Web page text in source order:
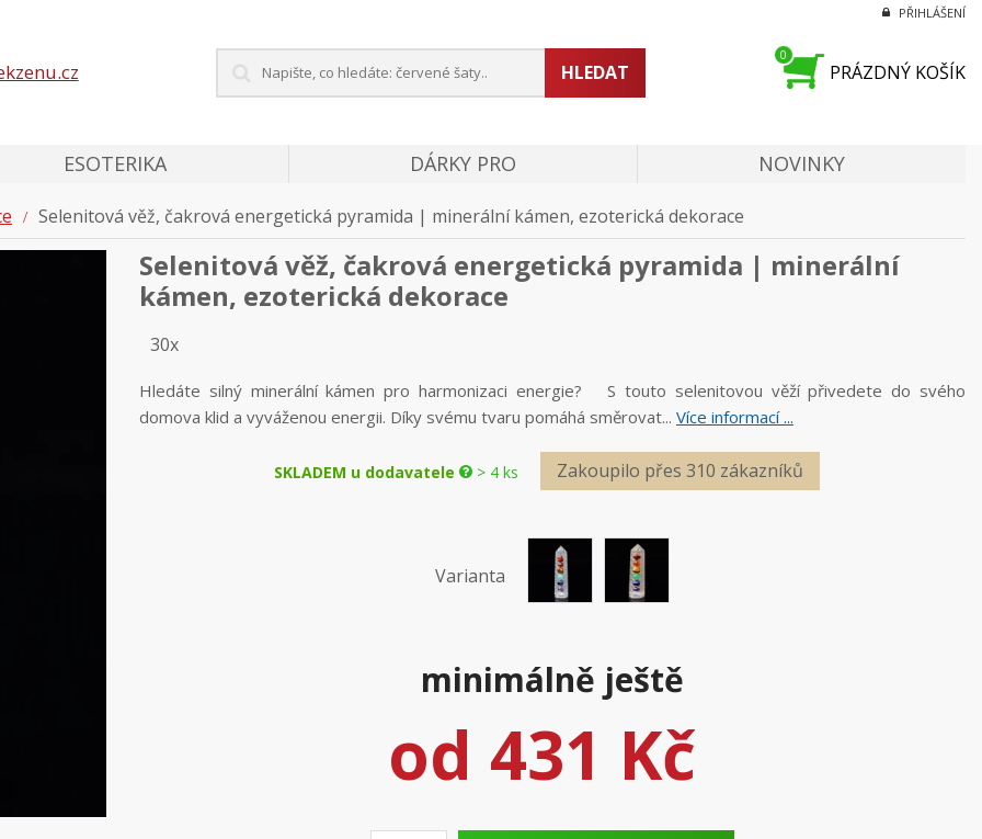
HLEDAT
PŘIHLÁŠENÍ
0
PRÁZDNÝ KOŠÍK
ESOTERIKA DÁRKY PRO NOVINKY
Selenitová věž, čakrová energetická pyramida | minerální kámen, ezoterická dekorace
Selenitová věž, čakrová energetická pyramida | minerální
kámen, ezoterická dekorace
30x
Hledáte silný minerální kámen pro harmonizaci energie? S touto selenitovou věží přivedete do svého
domova klid a vyváženou energii. Díky svému tvaru pomáhá směrovat... Více informací ...
SKLADEM u dodavatele > 4 ks Zakoupilo přes 310 zákazníků
Varianta
minimálně ještě
od 431 Kč